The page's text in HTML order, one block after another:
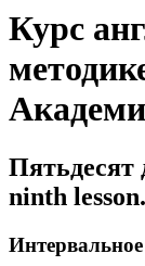
Курс
Пятьдесят
ninth lesson.